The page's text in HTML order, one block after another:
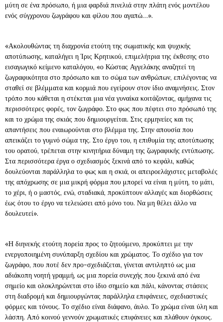
μύτη σε ένα πρόσωπο, ή μια φαρδιά πινελιά στην πλάτη ενός μοντέλου
ενός σύγχρονου ζωγράφου και φίλου που αγαπώ…».
«Ακολουθώντας τη διαχρονία ετούτη της σωματικής και ψυχικής
αποτύπωσης, καταλήγει η Ίρις Κρητικού, επιμελήτρια της έκθεσης στο
εισαγωγικό κείμενο καταλόγου, «ο Κώστας Αγγελάκης αναζητεί τη
ζωγραφικότητα στο πρόσωπο και το σώμα των ανθρώπων, επιλέγοντας να
σταθεί σε βλέμματα και κορμιά που εγείρουν στον ίδιο αναμνήσεις. Στον
τρόπο που κάθεται η στέκεται μια νέα γυναίκα κοιτάζοντας, αμήχανα τις
περισσότερες φορές, τον ζωγράφο. Στο φως που πέφτει στο πρόσωπό της
και το χρώμα της σκιάς που δημιουργείται. Στις ερμηνείες και τις
απαντήσεις που εναιωρούνται στο βλέμμα της. Στην απουσία που
απεικάζει το γυμνό σώμα της. Στο έργο του, η επιθυμία της αποτύπωσης
του ορατού, τρέπεται στην κινητήρια δύναμη της ζωγραφικής εντύπωσης.
Στα περισσότερα έργα ο σχεδιασμός ξεκινά από το κεφάλι, καθώς
δουλεύονται παράλληλα το φως και η σκιά, οι απειροελάχιστες μεταβολές
της απόχρωσης σε μια μικρή φόρμα που μπορεί να είναι η μύτη, το μάτι,
το χέρι, ή ο μαστός, ενώ, σταδιακά, προκύπτουν αλλαγές και διορθώσεις
έως ότου το έργο να τελειώσει από μόνο του. Να μη θέλει άλλο να
δουλευτεί».
«Η διηνεκής ετούτη πορεία προς το ζητούμενο, προκύπτει με την
ενεργοποιημένη συνύπαρξη σχεδίου και χρώματος. Το σχέδιο για τον
ζωγράφο, που ποτέ δεν προ-σχεδιάζεται, γίνεται αντιληπτό ως μια
αδιάκοπη νοητή γραμμή, ως μια πορεία συνεχής που ξεκινά από ένα
σημείο και ολοκληρώνεται στο ίδιο σημείο και πάλι, κάνοντας στάσεις
στη διαδρομή και δημιουργώντας παράλληλα επιφάνειες, σχεδιαστικές
φόρμες και τόνους. Το σχέδιο είναι διάφανο, άυλο. Το χρώμα είναι ύλη και
λάσπη. Από κοινού γεννούν χρωματικές επιφάνειες και πλάθουν όγκους.